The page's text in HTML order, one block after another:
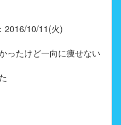
： 2016/10/11(火)
ったけど一向に痩せない